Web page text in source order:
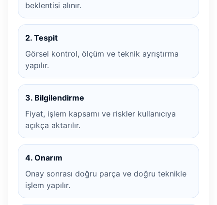
beklentisi alınır.
2. Tespit
Görsel kontrol, ölçüm ve teknik ayrıştırma
yapılır.
3. Bilgilendirme
Fiyat, işlem kapsamı ve riskler kullanıcıya
açıkça aktarılır.
4. Onarım
Onay sonrası doğru parça ve doğru teknikle
işlem yapılır.